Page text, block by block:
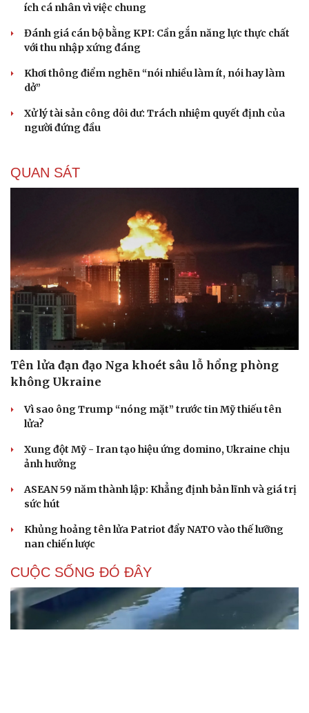
ích cá nhân vì việc chung
Đánh giá cán bộ bằng KPI: Cần gắn năng lực thực chất
với thu nhập xứng đáng
Khơi thông điểm nghẽn “nói nhiều làm ít, nói hay làm
dở”
Xử lý tài sản công dôi dư: Trách nhiệm quyết định của
người đứng đầu
QUAN SÁT
Tên lửa đạn đạo Nga khoét sâu lỗ hổng phòng
không Ukraine
Vì sao ông Trump “nóng mặt” trước tin Mỹ thiếu tên
lửa?
Xung đột Mỹ - Iran tạo hiệu ứng domino, Ukraine chịu
ảnh hưởng
ASEAN 59 năm thành lập: Khẳng định bản lĩnh và giá trị
sức hút
Khủng hoảng tên lửa Patriot đẩy NATO vào thế lưỡng
nan chiến lược
CUỘC SỐNG ĐÓ ĐÂY